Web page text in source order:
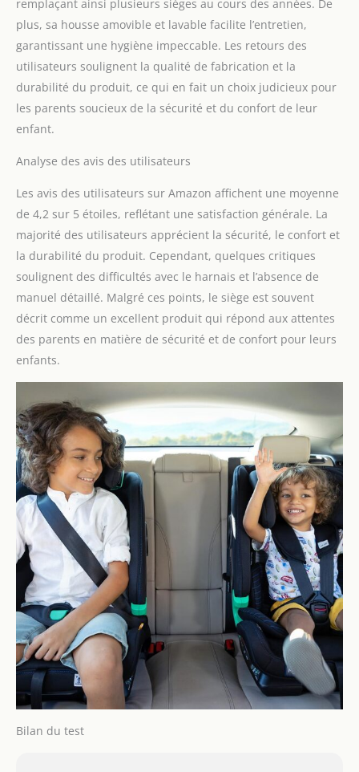
remplaçant ainsi plusieurs sièges au cours des années. De
plus, sa housse amovible et lavable facilite l’entretien,
garantissant une hygiène impeccable. Les retours des
utilisateurs soulignent la qualité de fabrication et la
durabilité du produit, ce qui en fait un choix judicieux pour
les parents soucieux de la sécurité et du confort de leur
enfant.
Analyse des avis des utilisateurs
Les avis des utilisateurs sur Amazon affichent une moyenne
de 4,2 sur 5 étoiles, reflétant une satisfaction générale. La
majorité des utilisateurs apprécient la sécurité, le confort et
la durabilité du produit. Cependant, quelques critiques
soulignent des difficultés avec le harnais et l’absence de
manuel détaillé. Malgré ces points, le siège est souvent
décrit comme un excellent produit qui répond aux attentes
des parents en matière de sécurité et de confort pour leurs
enfants.
Bilan du test